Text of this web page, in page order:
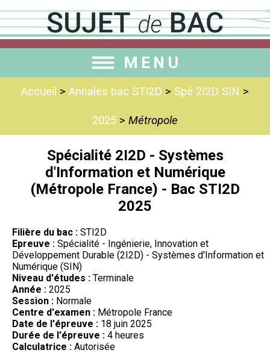
MENU
Accueil > Annales bac STI2D > Spé 2I2D SIN >
2025 > Métropole
Spécialité 2I2D - Systèmes
d'Information et Numérique
(Métropole France) - Bac STI2D
2025
Filière du bac : STI2D
Epreuve : Spécialité - Ingénierie, Innovation et
Développement Durable (2I2D) - Systèmes d'Information et
Numérique (SIN)
Niveau d'études : Terminale
Année : 2025
Session : Normale
Centre d'examen : Métropole France
Date de l'épreuve : 18 juin 2025
Durée de l'épreuve : 4 heures
Calculatrice : Autorisée